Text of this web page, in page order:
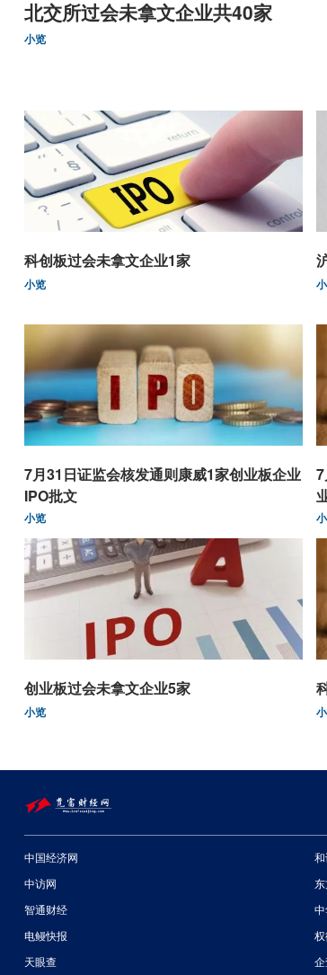
北交所过会未拿文企业共40家
小览
科创板过会未拿文企业1家
小览
7月31日证监会核发通则康威1家创业板企业
IPO批文
小览
创业板过会未拿文企业5家
小览
中国经济网
中访网
智通财经
电鳗快报
天眼查